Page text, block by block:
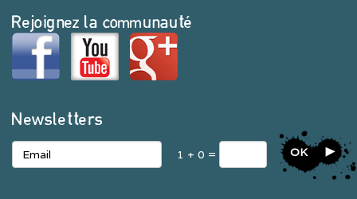
Rejoignez la communauté
Newsletters
1 + 0 = OK